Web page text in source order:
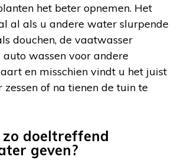
het beter opnemen. Het
al als u andere water slurpende
douchen, de vaatwasser
wassen voor andere
en misschien vindt u het juist
of na tienen de tuin te
doeltreffend
geven?